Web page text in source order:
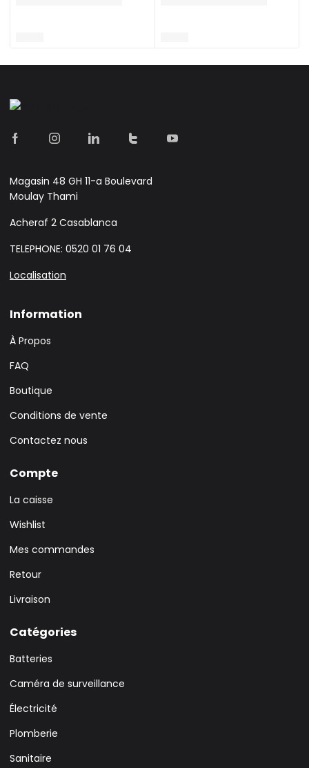
Magasin 48 GH 11-a Boulevard
Moulay Thami
Acheraf 2 Casablanca
TELEPHONE: 0520 01 76 04
Localisation
Information
À Propos
FAQ
Boutique
Conditions de vente
Contactez nous
Compte
La caisse
Wishlist
Mes commandes
Retour
Livraison
Catégories
Batteries
Caméra de surveillance
Électricité
Plomberie
Sanitaire